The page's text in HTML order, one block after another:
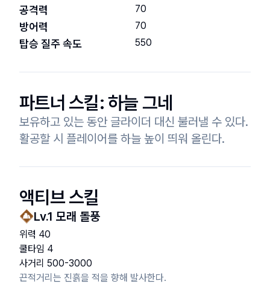
공격력 70
방어력 70
탑승 질주 속도 550
파트너 스킬:하늘 그네
보유하고 있는 동안 글라이더 대신 불러낼 수 있다.
활공할 시 플레이어를 하늘 높이 띄워 올린다.
액티브 스킬
Lv.1 모래 돌풍
위력 40
쿨타임 4
사거리 500-3000
끈적거리는 진흙을 적을 향해 발사한다.